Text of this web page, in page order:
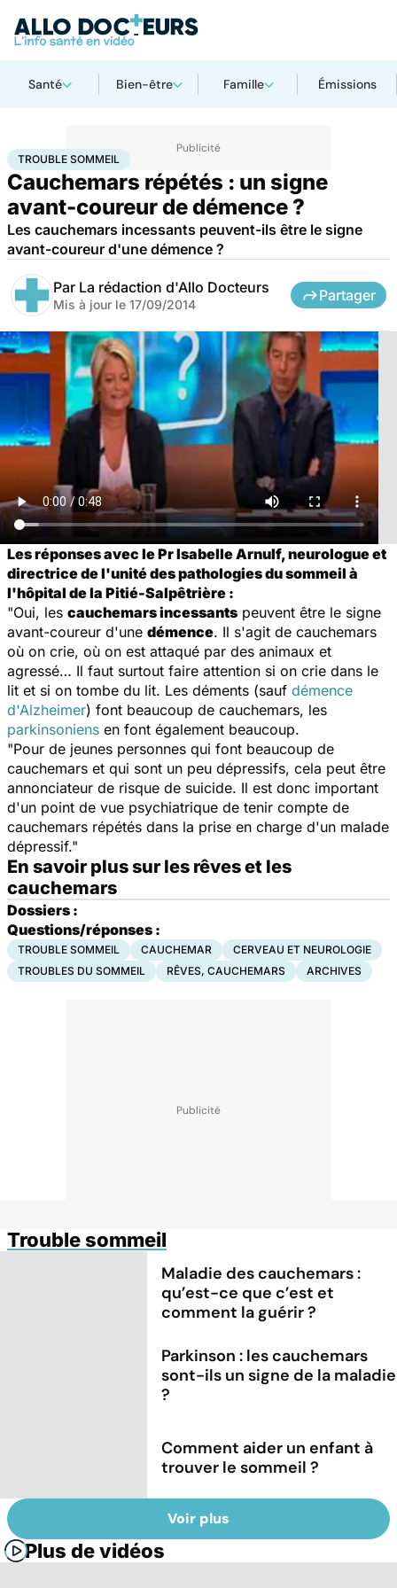
Santé Bien-être Famille Émissions
AccueilSantéMaladies Maladies neurologiques
TROUBLE SOMMEIL
Cauchemars répétés : un signe
avant-coureur de démence ?
Les cauchemars incessants peuvent-ils être le signe
avant-coureur d'une démence ?
Par La rédaction d'Allo Docteurs
Mis à jour le 17/09/2014
Partager
Les réponses avec le Pr Isabelle Arnulf, neurologue et
directrice de l'unité des pathologies du sommeil à
l'hôpital de la Pitié-Salpêtrière :
"Oui, les cauchemars incessants peuvent être le signe
avant-coureur d'une démence. Il s'agit de cauchemars
où on crie, où on est attaqué par des animaux et
agressé… Il faut surtout faire attention si on crie dans le
lit et si on tombe du lit. Les déments (sauf démence
d'Alzheimer) font beaucoup de cauchemars, les
parkinsoniens en font également beaucoup.
"Pour de jeunes personnes qui font beaucoup de
cauchemars et qui sont un peu dépressifs, cela peut être
annonciateur de risque de suicide. Il est donc important
d'un point de vue psychiatrique de tenir compte de
cauchemars répétés dans la prise en charge d'un malade
dépressif."
En savoir plus sur les rêves et les
cauchemars
Dossiers :
Questions/réponses :
TROUBLE SOMMEIL CAUCHEMAR
CERVEAU ET NEUROLOGIE
TROUBLES DU SOMMEIL
RÊVES, CAUCHEMARS ARCHIVES
Trouble sommeil
Maladie des cauchemars :
qu’est-ce que c’est et
comment la guérir ?
Parkinson : les cauchemars
sont-ils un signe de la maladie
?
Comment aider un enfant à
trouver le sommeil ?
Voir plus
Plus de vidéos